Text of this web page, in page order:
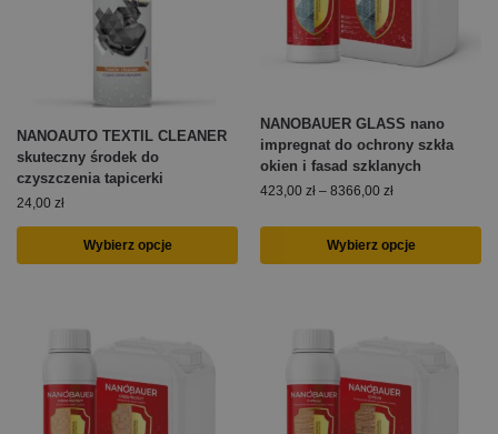
NANOAUTO TEXTIL CLEANER
skuteczny środek do
czyszczenia tapicerki
24,00 zł
Wybierz opcje
NANOBAUER GLASS nano
impregnat do ochrony szkła
okien i fasad szklanych
423,00 zł – 8366,00 zł
Wybierz opcje